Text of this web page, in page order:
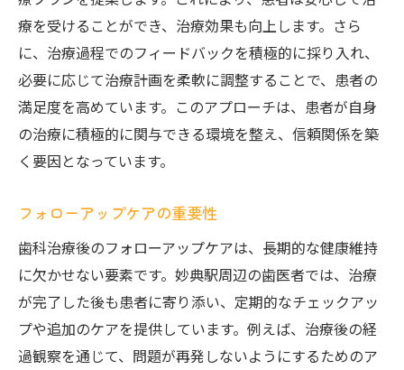
療を受けることができ、治療効果も向上します。さら
に、治療過程でのフィードバックを積極的に採り入れ、
必要に応じて治療計画を柔軟に調整することで、患者の
満足度を高めています。このアプローチは、患者が自身
の治療に積極的に関与できる環境を整え、信頼関係を築
く要因となっています。
フォローアップケアの重要性
歯科治療後のフォローアップケアは、長期的な健康維持
に欠かせない要素です。妙典駅周辺の歯医者では、治療
が完了した後も患者に寄り添い、定期的なチェックアッ
プや追加のケアを提供しています。例えば、治療後の経
過観察を通じて、問題が再発しないようにするためのア